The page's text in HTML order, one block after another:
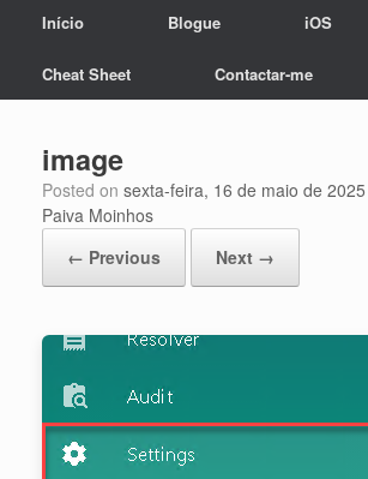
Início Blogue iOS
Cheat Sheet Contactar-me
image
Posted on sexta-feira, 16 de maio de 2025
Paiva Moinhos
← Previous
Next →